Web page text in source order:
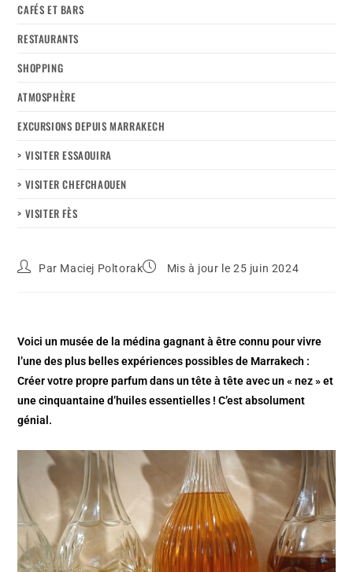
CAFÉS ET BARS
RESTAURANTS
SHOPPING
ATMOSPHÈRE
EXCURSIONS DEPUIS MARRAKECH
> VISITER ESSAOUIRA
> VISITER CHEFCHAOUEN
> VISITER FÈS
Par Maciej Poltorak Mis à jour le 25 juin 2024
Voici un musée de la médina gagnant à être connu pour vivre
l’une des plus belles expériences possibles de Marrakech :
Créer votre propre parfum dans un tête à tête avec un « nez » et
une cinquantaine d’huiles essentielles ! C’est absolument
génial.